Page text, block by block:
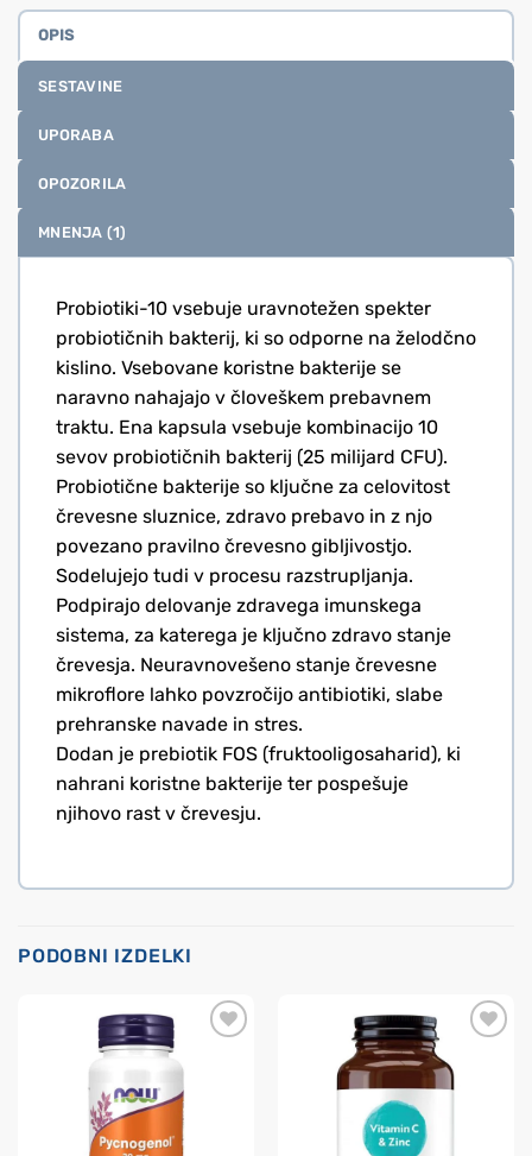
OPIS
SESTAVINE
UPORABA
OPOZORILA
MNENJA (1)
Probiotiki-10 vsebuje uravnotežen spekter
probiotičnih bakterij, ki so odporne na želodčno
kislino. Vsebovane koristne bakterije se
naravno nahajajo v človeškem prebavnem
traktu. Ena kapsula vsebuje kombinacijo 10
sevov probiotičnih bakterij (25 milijard CFU).
Probiotične bakterije so ključne za celovitost
črevesne sluznice, zdravo prebavo in z njo
povezano pravilno črevesno gibljivostjo.
Sodelujejo tudi v procesu razstrupljanja.
Podpirajo delovanje zdravega imunskega
sistema, za katerega je ključno zdravo stanje
črevesja. Neuravnovešeno stanje črevesne
mikroflore lahko povzročijo antibiotiki, slabe
prehranske navade in stres.
Dodan je prebiotik FOS (fruktooligosaharid), ki
nahrani koristne bakterije ter pospešuje
njihovo rast v črevesju.
PODOBNI IZDELKI